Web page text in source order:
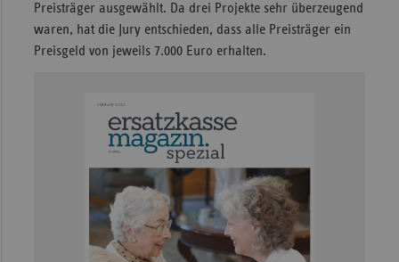
Preisträger ausgewählt. Da drei Projekte sehr überzeugend
waren, hat die Jury entschieden, dass alle Preisträger ein
Preisgeld von jeweils 7.000 Euro erhalten.